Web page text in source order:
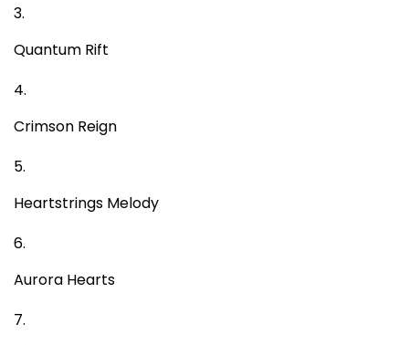
Quantum Rift
Crimson Reign
Heartstrings Melody
Aurora Hearts